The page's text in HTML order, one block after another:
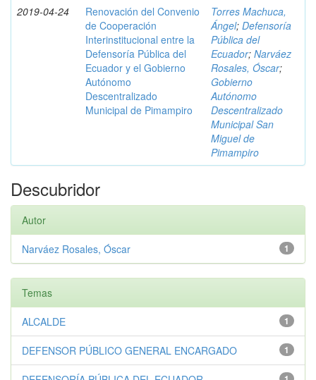
2019-04-24
Renovación del Convenio
de Cooperación
Interinstitucional entre la
Defensoría Pública del
Ecuador y el Gobierno
Autónomo
Descentralizado
Municipal de Pimampiro
Torres Machuca,
Ángel; Defensoría
Pública del
Ecuador; Narváez
Rosales, Óscar;
Gobierno
Autónomo
Descentralizado
Municipal San
Miguel de
Pimampiro
Descubridor
Autor
1
Narváez Rosales, Óscar
Temas
1
ALCALDE
1
DEFENSOR PÚBLICO GENERAL ENCARGADO